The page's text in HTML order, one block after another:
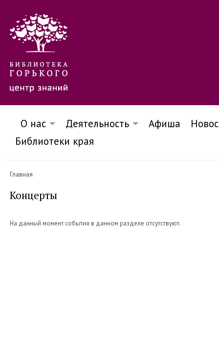
О нас Деятельность Афиша
Библиотеки края
Главная
Концерты
На данный момент события в данном разделе отсутствуют.